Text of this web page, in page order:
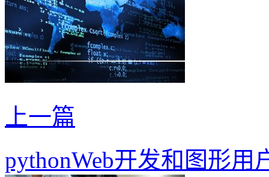
上一篇
pythonWeb开发和图形